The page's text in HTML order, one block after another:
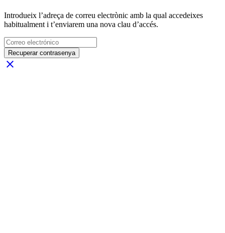
Introdueix l’adreça de correu electrònic amb la qual accedeixes
habitualment i t’enviarem una nova clau d’accés.
Recuperar contrasenya
close